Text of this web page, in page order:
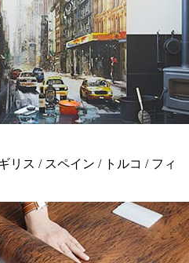
リス / スペイン / トルコ / フィ